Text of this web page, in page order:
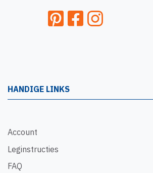
HANDIGE LINKS
Account
Leginstructies
FAQ